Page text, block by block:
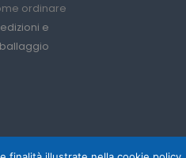
ordinare
e